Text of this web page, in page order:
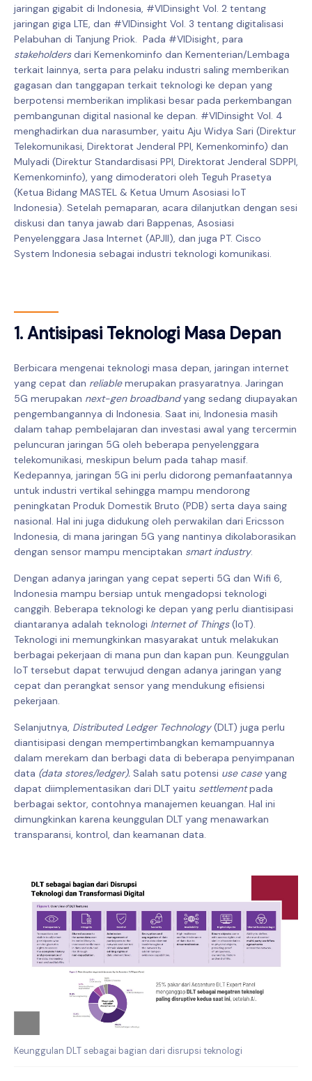
jaringan gigabit di Indonesia, #VIDinsight Vol. 2 tentang
jaringan giga LTE, dan #VIDinsight Vol. 3 tentang digitalisasi
Pelabuhan di Tanjung Priok. Pada #VIDisight, para
stakeholdersdari Kemenkominfo dan Kementerian/Lembaga
terkait lainnya, serta para pelaku industri saling memberikan
gagasan dan tanggapan terkait teknologi ke depan yang
berpotensi memberikan implikasi besar pada perkembangan
pembangunan digital nasional ke depan. #VIDinsight Vol. 4
menghadirkan dua narasumber, yaitu Aju Widya Sari (Direktur
Telekomunikasi, Direktorat Jenderal PPI, Kemenkominfo) dan
Mulyadi (Direktur Standardisasi PPI, Direktorat Jenderal SDPPI,
Kemenkominfo), yang dimoderatori oleh Teguh Prasetya
(Ketua Bidang MASTEL & Ketua Umum Asosiasi IoT
Indonesia). Setelah pemaparan, acara dilanjutkan dengan sesi
diskusi dan tanya jawab dari Bappenas, Asosiasi
Penyelenggara Jasa Internet (APJII), dan juga PT. Cisco
System Indonesia sebagai industri teknologi komunikasi.
1. Antisipasi Teknologi Masa Depan
Berbicara mengenai teknologi masa depan, jaringan internet
yang cepat dan reliablemerupakan prasyaratnya. Jaringan
5G merupakan next-gen broadbandyang sedang diupayakan
pengembangannya di Indonesia. Saat ini, Indonesia masih
dalam tahap pembelajaran dan investasi awal yang tercermin
peluncuran jaringan 5G oleh beberapa penyelenggara
telekomunikasi, meskipun belum pada tahap masif.
Kedepannya, jaringan 5G ini perlu didorong pemanfaatannya
untuk industri vertikal sehingga mampu mendorong
peningkatan Produk Domestik Bruto (PDB) serta daya saing
nasional. Hal ini juga didukung oleh perwakilan dari Ericsson
Indonesia, di mana jaringan 5G yang nantinya dikolaborasikan
dengan sensor mampu menciptakan smart industry.
Dengan adanya jaringan yang cepat seperti 5G dan Wifi 6,
Indonesia mampu bersiap untuk mengadopsi teknologi
canggih. Beberapa teknologi ke depan yang perlu diantisipasi
diantaranya adalah teknologi Internet of Things(IoT).
Teknologi ini memungkinkan masyarakat untuk melakukan
berbagai pekerjaan di mana pun dan kapan pun. Keunggulan
IoT tersebut dapat terwujud dengan adanya jaringan yang
cepat dan perangkat sensor yang mendukung efisiensi
pekerjaan.
Selanjutnya, Distributed Ledger Technology(DLT) juga perlu
diantisipasi dengan mempertimbangkan kemampuannya
dalam merekam dan berbagi data di beberapa penyimpanan
data (data stores/ledger). Salah satu potensi use caseyang
dapat diimplementasikan dari DLT yaitu settlementpada
berbagai sektor, contohnya manajemen keuangan. Hal ini
dimungkinkan karena keunggulan DLT yang menawarkan
transparansi, kontrol, dan keamanan data.
Keunggulan DLT sebagai bagian dari disrupsi teknologi